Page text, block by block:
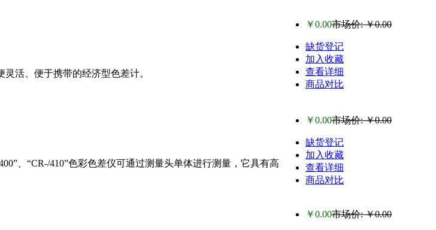
活、便于携带的经济型色差计。
￥0.00市场价: ￥0.00
缺货登记
加入收藏
查看详细
商品对比
、“CR-/410”色彩色差仪可通过测量头单体进行测量，它具有高
￥0.00市场价: ￥0.00
缺货登记
加入收藏
查看详细
商品对比
￥0.00市场价: ￥0.00